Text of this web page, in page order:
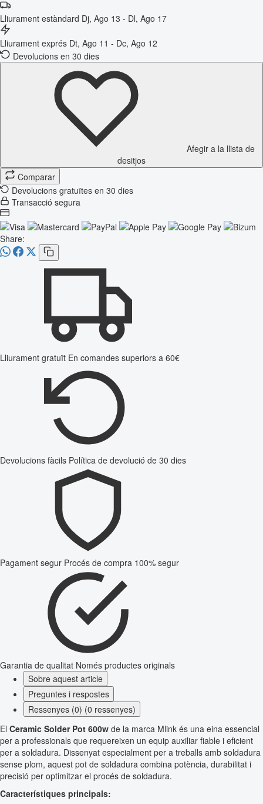
Lliurament estàndard Dj, Ago 13 - Dl, Ago 17
Lliurament exprés Dt, Ago 11 - Dc, Ago 12
Devolucions en 30 dies
Afegir a la llista de
desitjos
Comparar
Devolucions gratuïtes en 30 dies
Transacció segura
Share:
Lliurament gratuït En comandes superiors a 60€
Devolucions fàcils Política de devolució de 30 dies
Pagament segur Procés de compra 100% segur
Garantia de qualitat Només productes originals
Sobre aquest article
Preguntes i respostes
Ressenyes (0) (0 ressenyes)
El Ceramic Solder Pot 600w de la marca Mlink és una eina essencial
per a professionals que requereixen un equip auxiliar fiable i eficient
per a soldadura. Dissenyat especialment per a treballs amb soldadura
sense plom, aquest pot de soldadura combina potència, durabilitat i
precisió per optimitzar el procés de soldadura.
Característiques principals: